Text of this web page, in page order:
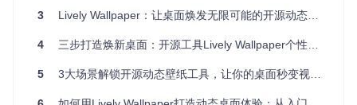
：根据时间、系统状态自动调整视觉效果
资源智能分配：动态平衡视觉效果与系统资源占用
3 Lively Wallpaper：让桌面焕发无限可能的开源动态壁纸引擎
4 三步打造焕新桌面：开源工具Lively Wallpaper个性化指南
5 3大场景解锁开源动态壁纸工具，让你的桌面秒变视觉焦点